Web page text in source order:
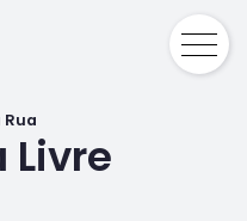
Rua
Livre